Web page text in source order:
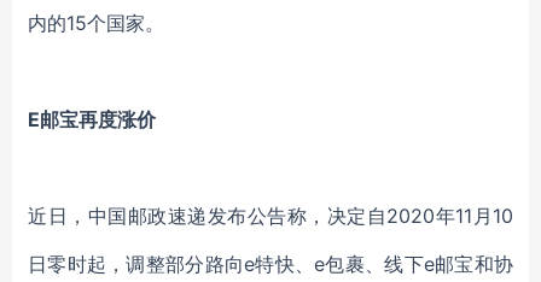
内的15个国家。
E邮宝再度涨价
近日，中国邮政速递发布公告称，决定自2020年11月10
日零时起，调整部分路向e特快、e包裹、线下e邮宝和协